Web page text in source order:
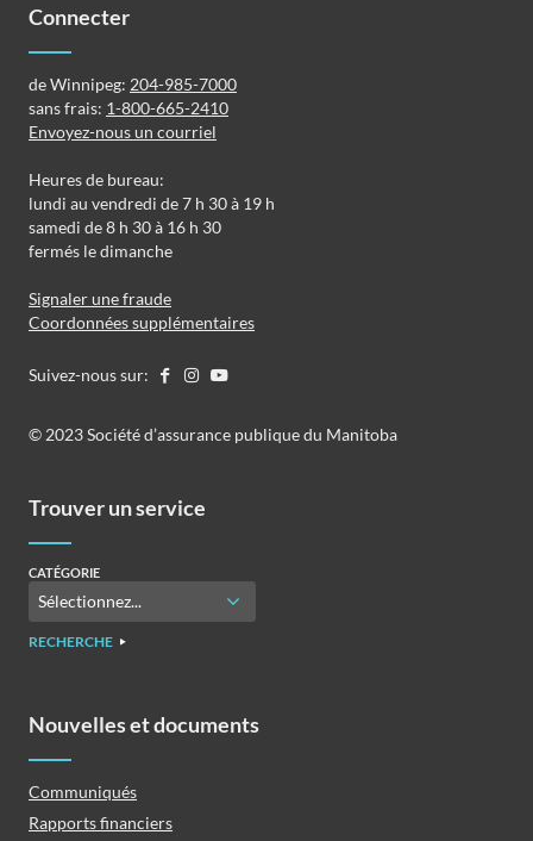
Connecter
de Winnipeg: 204-985-7000
sans frais: 1-800-665-2410
Envoyez-nous un courriel
Heures de bureau:
lundi au vendredi de 7 h 30 à 19 h
samedi de 8 h 30 à 16 h 30
fermés le dimanche
Signaler une fraude
Coordonnées supplémentaires
Suivez-nous sur:
©️️ 2023 Société d’assurance publique du Manitoba
Trouver un service
CATÉGORIE
RECHERCHE
Nouvelles et documents
Communiqués
Rapports financiers